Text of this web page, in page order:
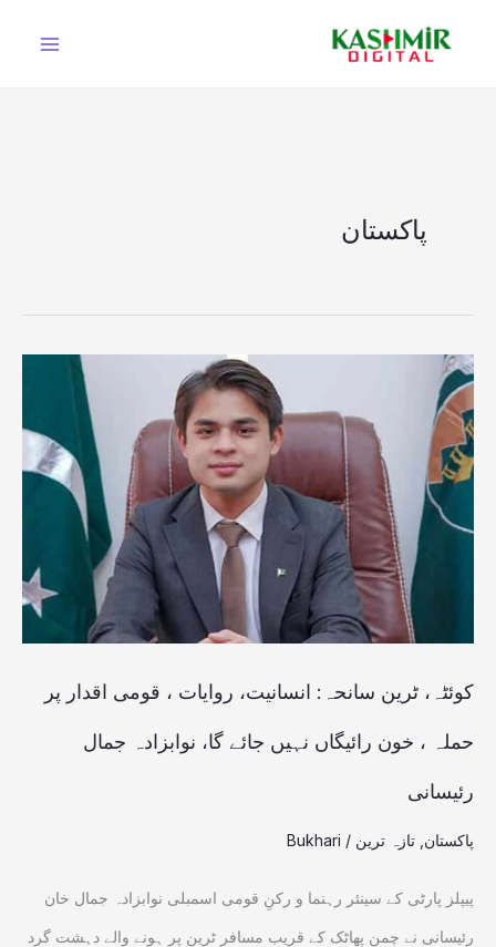
پاکستان
کوئٹہ، ٹرین سانحہ: انسانیت، روایات ، قومی اقدار پر
حملہ ، خون رائیگاں نہیں جائے گا، نوابزادہ جمال
رئیسانی
پاکستان تازہ ترین /
Bukhari
پیپلز پارٹی کے سینئر رہنما و رکنِ قومی اسمبلی نوابزادہ جمال خان
رئیسانی نے چمن پھاٹک کے قریب مسافر ٹرین پر ہونے والے دہشت گرد
کوئٹہ،
ٹرین
سانحہ:
انسانیت،
روایات
اقدار
پر
خون
رائیگاں